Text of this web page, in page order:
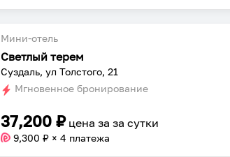
Мини-отель
Светлый терем
Суздаль, ул Толстого, 21
Мгновенное бронирование
37,200 ₽ цена заза сутки
9,300 ₽ × 4 платежа